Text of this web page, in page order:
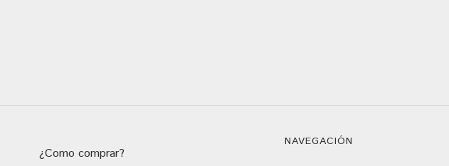
¿Como comprar?
NAVEGACIÓN